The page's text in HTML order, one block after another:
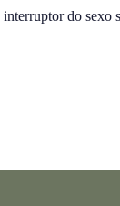
do sexo